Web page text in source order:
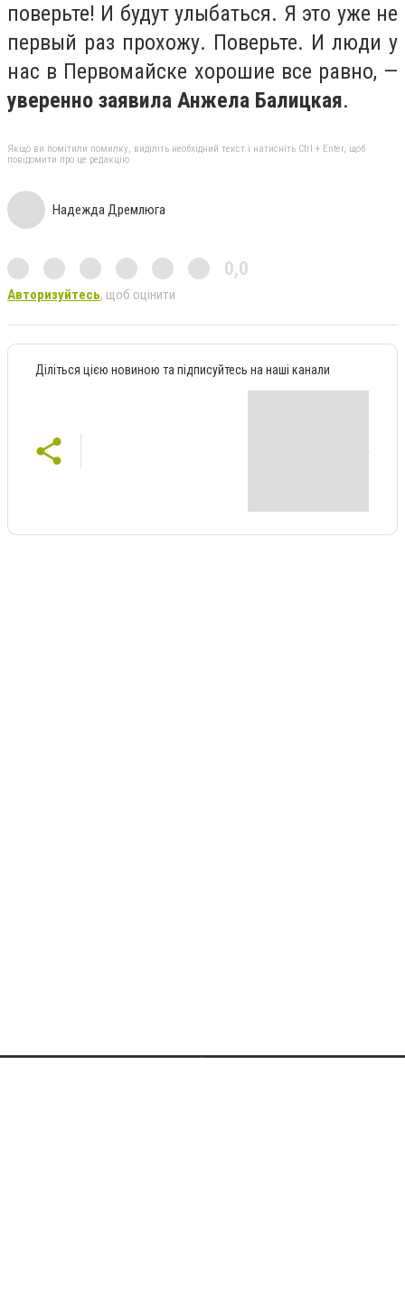
поверьте! И будут улыбаться. Я это уже не
первый раз прохожу. Поверьте. И люди у
нас в Первомайске хорошие все равно, —
уверенно заявила Анжела Балицкая.
Якщо ви помітили помилку, виділіть необхідний текст і натисніть Ctrl + Enter, щоб
повідомити про це редакцію
Надежда Дремлюга
0,0
Авторизуйтесь, щоб оцінити
Діліться цією новиною та підписуйтесь на наші канали